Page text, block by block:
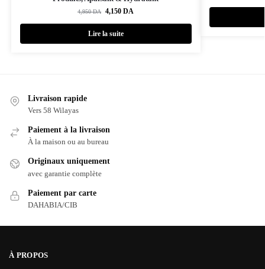
4,950DA 4,150DA
Lire la suite
Livraison rapide
Vers 58 Wilayas
Paiement à la livraison
À la maison ou au bureau
Originaux uniquement
avec garantie complète
Paiement par carte
DAHABIA/CIB
À PROPOS